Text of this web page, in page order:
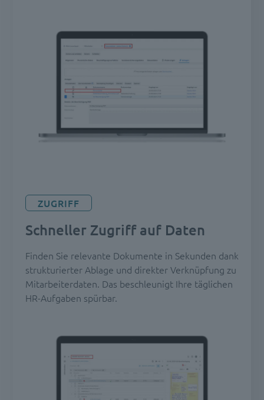
ZUGRIFF
Schneller Zugriff auf Daten
Finden Sie relevante Dokumente in Sekunden dank
strukturierter Ablage und direkter Verknüpfung zu
Mitarbeiterdaten. Das beschleunigt Ihre täglichen
HR-Aufgaben spürbar.